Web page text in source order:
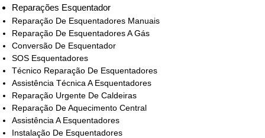
Reparações Esquentador
Reparação De Esquentadores Manuais
Reparação De Esquentadores A Gás
Conversão De Esquentador
SOS Esquentadores
Técnico Reparação De Esquentadores
Assistência Técnica A Esquentadores
Reparação Urgente De Caldeiras
Reparação De Aquecimento Central
Assistência A Esquentadores
Instalação De Esquentadores